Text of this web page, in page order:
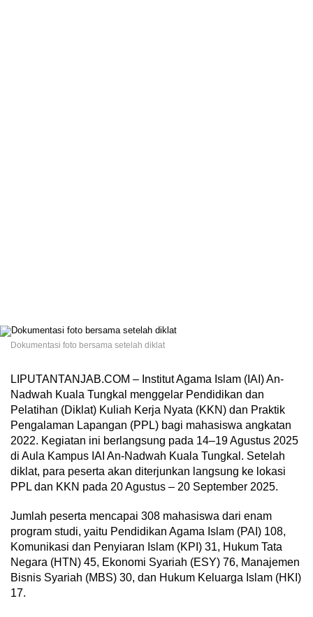
Dokumentasi foto bersama setelah diklat
LIPUTANTANJAB.COM – Institut Agama Islam (IAI) An-
Nadwah Kuala Tungkal menggelar Pendidikan dan
Pelatihan (Diklat) Kuliah Kerja Nyata (KKN) dan Praktik
Pengalaman Lapangan (PPL) bagi mahasiswa angkatan
2022. Kegiatan ini berlangsung pada 14–19 Agustus 2025
di Aula Kampus IAI An-Nadwah Kuala Tungkal. Setelah
diklat, para peserta akan diterjunkan langsung ke lokasi
PPL dan KKN pada 20 Agustus – 20 September 2025.
Jumlah peserta mencapai 308 mahasiswa dari enam
program studi, yaitu Pendidikan Agama Islam (PAI) 108,
Komunikasi dan Penyiaran Islam (KPI) 31, Hukum Tata
Negara (HTN) 45, Ekonomi Syariah (ESY) 76, Manajemen
Bisnis Syariah (MBS) 30, dan Hukum Keluarga Islam (HKI)
17.